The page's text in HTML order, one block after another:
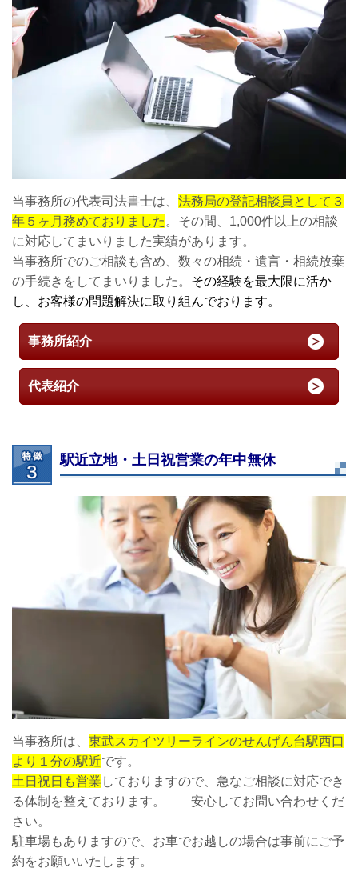
当事務所の代表司法書士は、 法務局の登記相談員として３
年５ヶ月務めておりました。その間、1,000件以上の相談
に対応してまいりました実績があります。
当事務所でのご相談も含め、数々の相続・遺言・相続放棄
の手続きをしてまいりました。 その経験を最大限に活か
し、お客様の問題解決に取り組んでおります。
事務所紹介
代表紹介
駅近立地・土日祝営業の年中無休
当事務所は、 東武スカイツリーラインのせんげん台駅西口
より１分の駅近です。
土日祝日も営業 しておりますので、急なご相談に対応でき
る体制を整えております。 安心してお問い合わせくだ
さい。
駐車場もありますので、お車でお越しの場合は事前にご予
約をお願いいたします。